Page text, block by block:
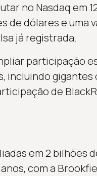
no Nasdaq em
dólares e uma
já registrada.
participação
gigantes
de
em 2 bilhões
com a